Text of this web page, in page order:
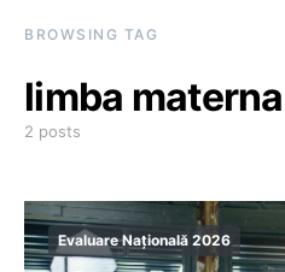
BROWSING TAG
limba
2 posts
Evaluare Națională 2026